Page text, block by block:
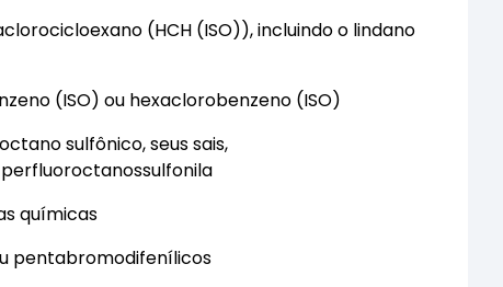
(HCH (ISO)), incluindo o lindano
(ISO) ou hexaclorobenzeno (ISO)
sulfônico, seus sais,
químicas
pentabromodifenílicos